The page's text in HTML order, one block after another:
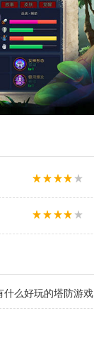
什么好玩的塔防游